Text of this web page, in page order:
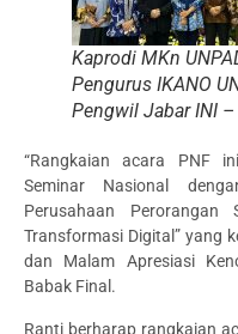
Kaprodi MKn
Pengurus IKANO
Pengwil Jabar INI –
“Rangkaian acara PNF
Seminar Nasional
Perusahaan
Transformasi Digital” yang
dan Malam Apresiasi
Babak Final.
Ranti berharap rangkaian